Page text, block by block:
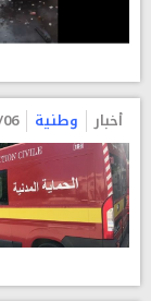
أخبار وطنية